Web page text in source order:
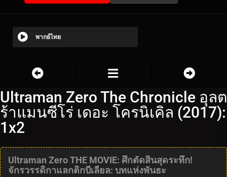
พากย์ไทย
Ultraman Zero The Chronicle อุลต
ร้าแมนซีโร่ เดอะ โครนิเคิล (2017):
1x2
Ultraman Zero THE MOVIE: ศึกตัดสินสุดระทึก!
จักรวรรดิกาแลกติกบีเลียล: บทแห่งพันธะ